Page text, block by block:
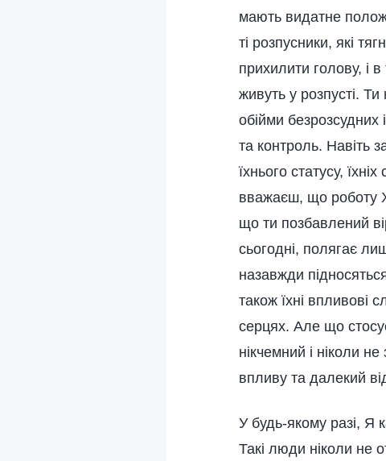
мають видатне
ті розпусники, які
прихилити голову, і
живуть у розпусті.
обійми безрозсудних
та контроль. Навіть
їхнього статусу,
вважаєш, що роботу
що ти позбавлений
сьогодні, полягає
назавжди
також їхні впливові
серцях. Але що
нікчемний і ніколи
впливу та далекий
У будь-якому разі, Я
Такі люди ніколи не